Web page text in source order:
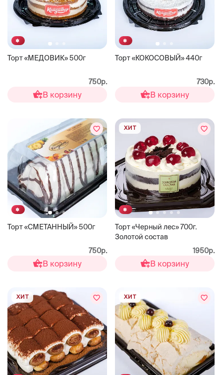
Торт «МЕДОВИК» 500г
750р.
В корзину
Торт «КОКОСОВЫЙ» 440г
730р.
В корзину
Торт «СМЕТАННЫЙ» 500г
750р.
В корзину
Торт «Черный лес» 700г.
Золотой состав
ХИТ
1950р.
В корзину
ХИТ ХИТ